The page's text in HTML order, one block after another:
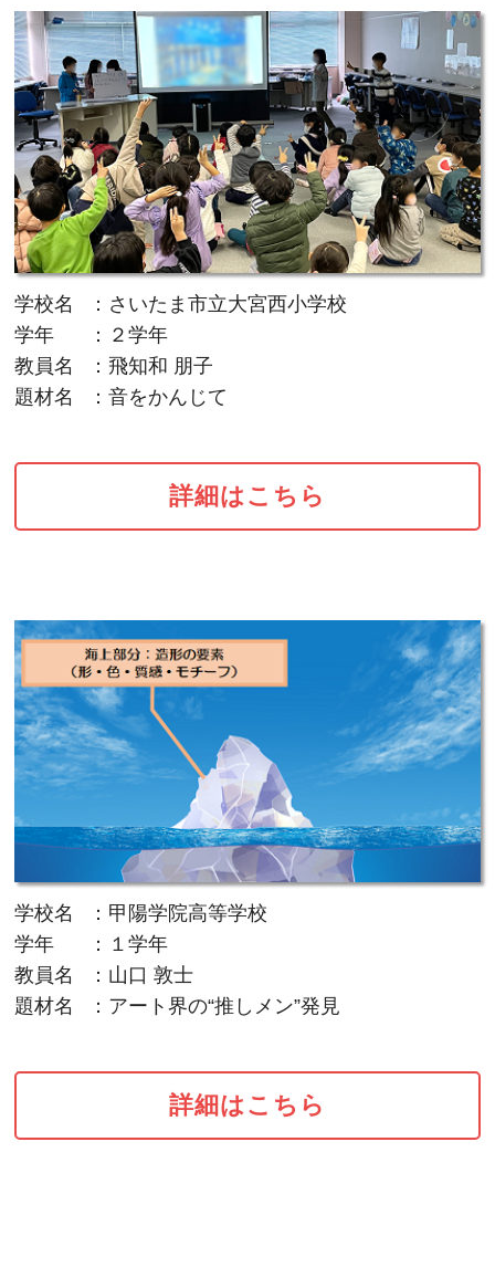
学校名
：さいたま市立大宮西小学校
学年
：２学年
教員名
：飛知和 朋子
題材名
：音をかんじて
詳細はこちら
学校名
：甲陽学院高等学校
学年
：１学年
教員名
：山口 敦士
題材名
：アート界の“推しメン”発見
詳細はこちら